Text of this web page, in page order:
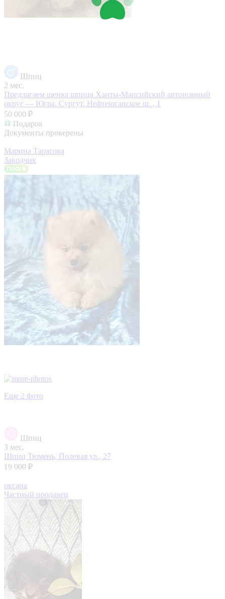
Шпиц
2 мес.
Предлагаем щенка шпица Ханты-Мансийский автономный
округ — Югра, Сургут, Нефтеюганское ш. , 1
50 000 ₽
Подарок
Документы проверены
Марина Тарасова
Заводчик
Еще 2 фото
Шпиц
3 мес.
Шпиц Тюмень, Полевая ул., 27
19 000 ₽
оксана
Частный продавец